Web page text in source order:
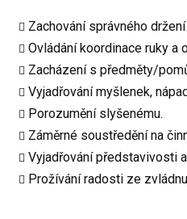
Zachování správného
Ovládání koordinace ruky a
Zacházení s předměty/
Vyjadřování myšlenek,
Porozumění slyšenému.
Záměrné soustředění na
Vyjadřování představivosti
Prožívání radosti ze